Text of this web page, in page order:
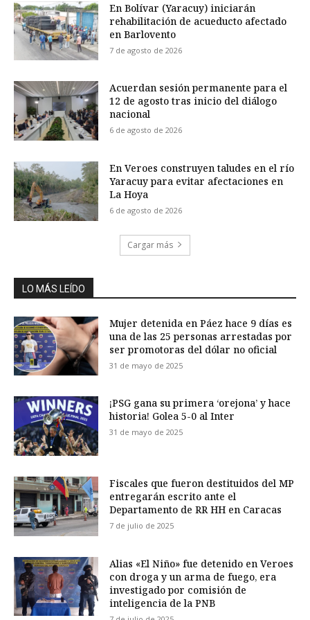
En Bolívar (Yaracuy) iniciarán
rehabilitación de acueducto afectado
en Barlovento
7 de agosto de 2026
Acuerdan sesión permanente para el
12 de agosto tras inicio del diálogo
nacional
6 de agosto de 2026
En Veroes construyen taludes en el río
Yaracuy para evitar afectaciones en
La Hoya
6 de agosto de 2026
Cargar más
LO MÁS LEÍDO
Mujer detenida en Páez hace 9 días es
una de las 25 personas arrestadas por
ser promotoras del dólar no oficial
31 de mayo de 2025
¡PSG gana su primera ‘orejona’ y hace
historia! Golea 5-0 al Inter
31 de mayo de 2025
Fiscales que fueron destituidos del MP
entregarán escrito ante el
Departamento de RR HH en Caracas
7 de julio de 2025
Alias «El Niño» fue detenido en Veroes
con droga y un arma de fuego, era
investigado por comisión de
inteligencia de la PNB